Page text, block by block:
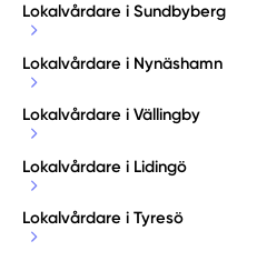
Lokalvårdare i Sundbyberg
Lokalvårdare i Nynäshamn
Lokalvårdare i Vällingby
Lokalvårdare i Lidingö
Lokalvårdare i Tyresö